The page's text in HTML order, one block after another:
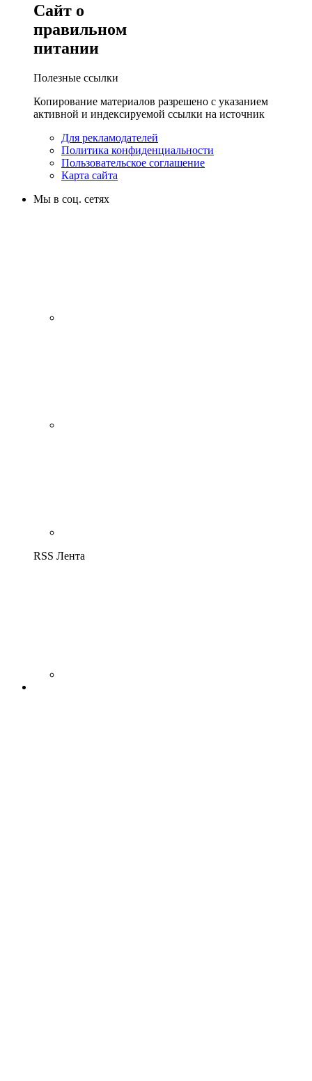
Сайт о
правильном
питании
Полезные ссылки
Копирование материалов разрешено с указанием
активной и индексируемой ссылки на источник
Для рекламодателей
Политика конфиденциальности
Пользовательское соглашение
Карта сайта
Мы в соц. сетях
RSS Лента